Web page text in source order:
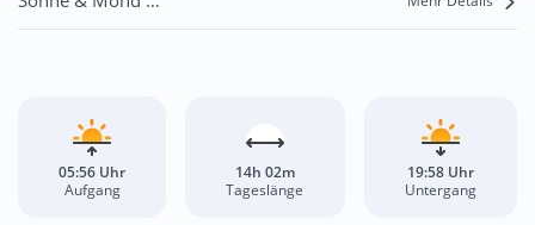
05:56 Uhr
Aufgang
14h 02m
Tageslänge
19:58 Uhr
Untergang